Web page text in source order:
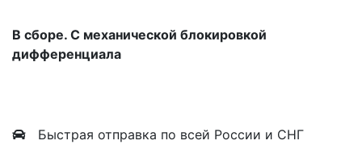
В сборе. С механической блокировкой
дифференциала
Быстрая отправка по всей России и СНГ